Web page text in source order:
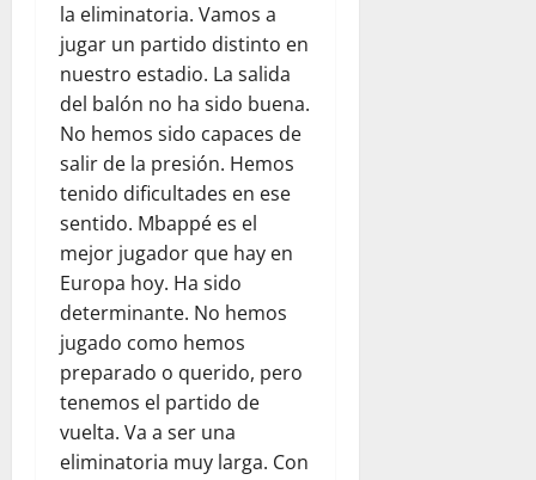
la eliminatoria. Vamos a
jugar un partido distinto en
nuestro estadio. La salida
del balón no ha sido buena.
No hemos sido capaces de
salir de la presión. Hemos
tenido dificultades en ese
sentido. Mbappé es el
mejor jugador que hay en
Europa hoy. Ha sido
determinante. No hemos
jugado como hemos
preparado o querido, pero
tenemos el partido de
vuelta. Va a ser una
eliminatoria muy larga. Con